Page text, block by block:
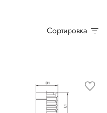
Сортировка